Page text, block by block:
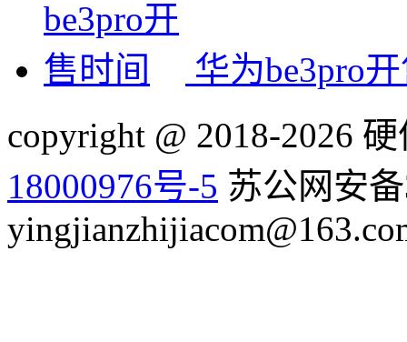
华为be3pro
copyright @ 2018-2026
18000976号-5 苏公网安